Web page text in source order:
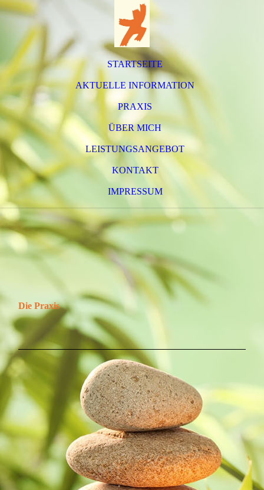
STARTSEITE
AKTUELLE INFORMATION
PRAXIS
ÜBER MICH
LEISTUNGSANGEBOT
KONTAKT
IMPRESSUM
Die Praxis